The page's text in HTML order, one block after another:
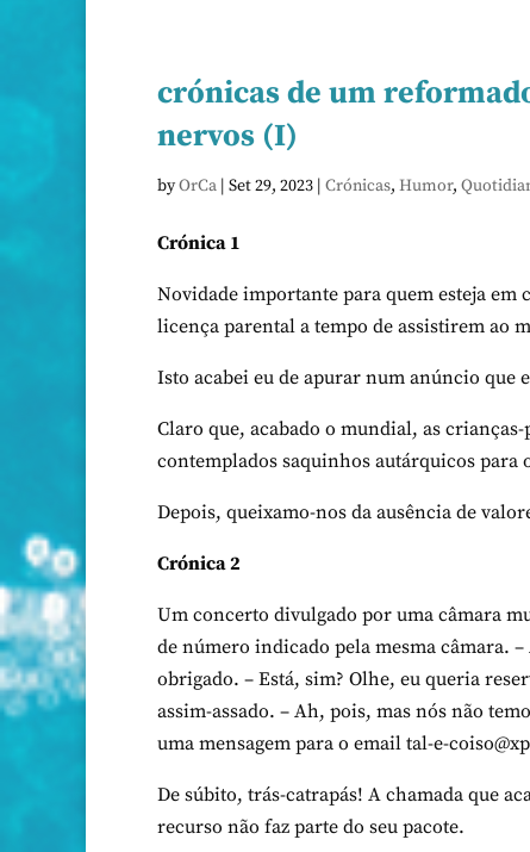
crónicas de um
nervos (I)
byOrCa | Set 29, 2023 | Crónicas, Humor,
Crónica 1
Novidade importante para quem esteja em
licença parental a tempo de assistirem ao
Isto acabei eu de apurar num anúncio que
Claro que, acabado o mundial, as
contemplados saquinhos autárquicos para
Depois, queixamo-nos da ausência de
Crónica 2
Um concerto divulgado por uma câmara
de número indicado pela mesma câmara.
obrigado. – Está, sim? Olhe, eu queria
assim-assado. – Ah, pois, mas nós não
uma mensagem para o email tal-e-
De súbito, trás-catrapás! A chamada que
recurso não faz parte do seu pacote.